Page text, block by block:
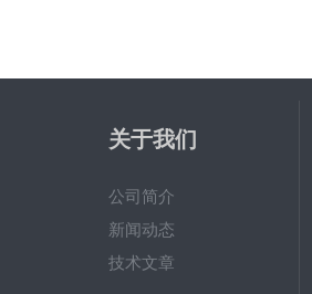
关于我们
公司简介
新闻动态
技术文章